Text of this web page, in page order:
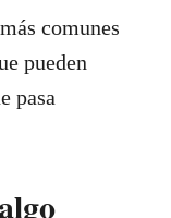
comunes
pueden
pasa